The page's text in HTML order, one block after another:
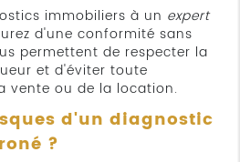
immobiliers à un expert
d'une conformité sans
permettent de respecter la
et d'éviter toute
vente ou de la location.
d'un diagnostic
?